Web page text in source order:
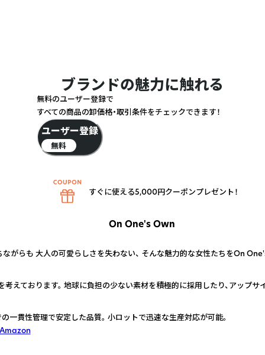
ブランドの魅力に触れる
On One's Own
ながらも 大人の可愛らしさを失わない、 そんな魅力的な女性たちをOn
えております。 地球に負担の少ない素材を積極的に採用したり、アップ
一貫性管理で安定した品質。 小ロットで迅速な生産対応が可能。
無料のユーザー登録で
すべての商品の卸価格・取引条件をチェックできます！
ユーザー登録
無料
すぐに使える5,000円クーポンプレゼント！